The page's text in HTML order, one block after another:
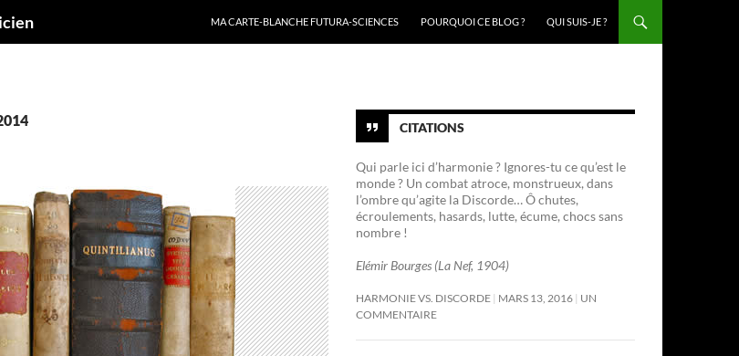
MA CARTE-BLANCHE FUTURA-SCIENCES
POURQUOI CE BLOG ? QUI SUIS-JE ?
CITATIONS
Qui parle ici d’harmonie ? Ignores-tu ce qu’est le
monde ? Un combat atroce, monstrueux, dans
l’ombre qu’agite la Discorde… Ô chutes,
écroulements, hasards, lutte, écume, chocs sans
nombre !
Elémir Bourges (La Nef, 1904)
HARMONIE VS. DISCORDE MARS 13, 2016 UN
COMMENTAIRE